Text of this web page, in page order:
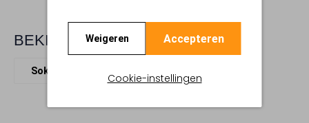
Weigeren Accepteren
Cookie-instellingen
BEKIJK MEER
Sokken